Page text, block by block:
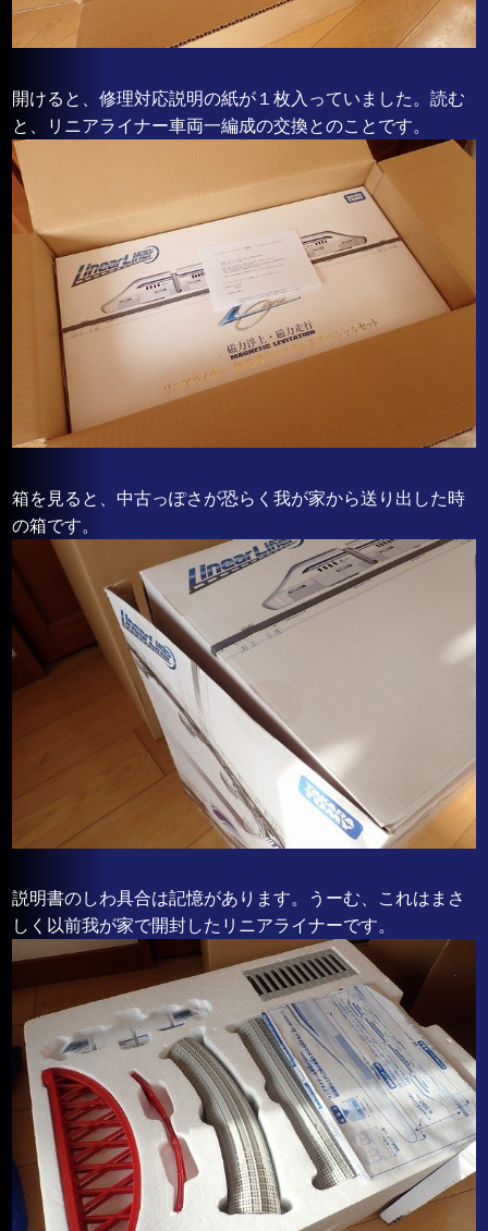
開けると、修理対応説明の紙が１枚入っていました。読む
と、リニアライナー車両一編成の交換とのことです。
箱を見ると、中古っぽさが恐らく我が家から送り出した時
の箱です。
説明書のしわ具合は記憶があります。うーむ、これはまさ
しく以前我が家で開封したリニアライナーです。